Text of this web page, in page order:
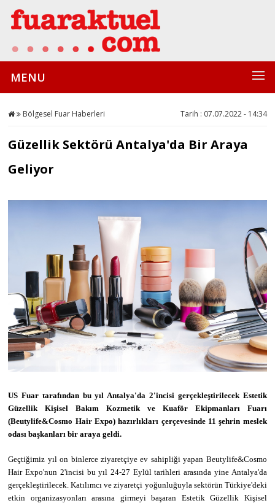
MENU
Bölgesel Fuar Haberleri Tarih : 07.07.2022 - 14:34
Güzellik Sektörü Antalya'da Bir Araya
Geliyor
US Fuar tarafından bu yıl Antalya'da 2'incisi gerçekleştirilecek Estetik
Güzellik Kişisel Bakım Kozmetik ve Kuaför Ekipmanları Fuarı
(Beutylife&Cosmo Hair Expo) hazırlıkları çerçevesinde 11 şehrin meslek
odası başkanları bir araya geldi.
Geçtiğimiz yıl on binlerce ziyaretçiye ev sahipliği yapan Beutylife&Cosmo
Hair Expo'nun 2'incisi bu yıl 24-27 Eylül tarihleri arasında yine Antalya'da
gerçekleştirilecek. Katılımcı ve ziyaretçi yoğunluğuyla sektörün Türkiye'deki
etkin organizasyonları arasına girmeyi başaran Estetik Güzellik Kişisel